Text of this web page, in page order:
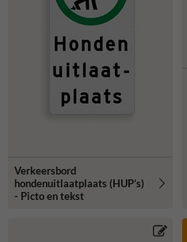
Verkeersbord
hondenuitlaatplaats (HUP’s)
- Picto en tekst